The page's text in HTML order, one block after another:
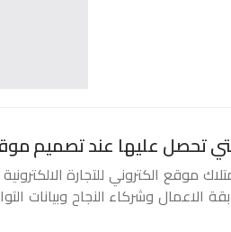
تحصل عليها عند تصميم
الكتروني للتجارة
الاعمال وشركاء النجاح وبيانات